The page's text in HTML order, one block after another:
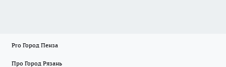
Pro Город Пенза
Про Город Рязань